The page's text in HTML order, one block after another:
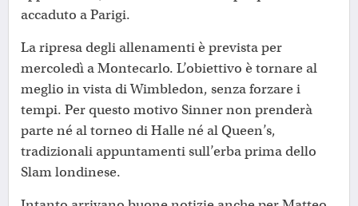
accaduto a Parigi.
La ripresa degli allenamenti è prevista per
mercoledì a Montecarlo. L’obiettivo è tornare al
meglio in vista di Wimbledon, senza forzare i
tempi. Per questo motivo Sinner non prenderà
parte né al torneo di Halle né al Queen’s,
tradizionali appuntamenti sull’erba prima dello
Slam londinese.